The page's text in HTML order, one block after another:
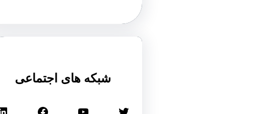
شبکه های اجتماعی
توییتر یوتیوب فیس‌بوک لینکداین